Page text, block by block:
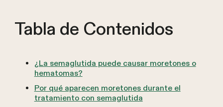
Tabla de Contenidos
¿La semaglutida puede causar moretones o
hematomas?
Por qué aparecen moretones durante el
tratamiento con semaglutida